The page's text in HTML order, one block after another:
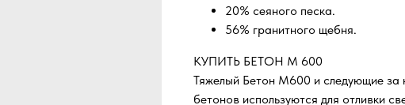
20% сеяного песка.
56% гранитного щебня.
КУПИТЬ БЕТОН М 600
Тяжелый Бетон М600 и следующие за
бетонов используются для отливки